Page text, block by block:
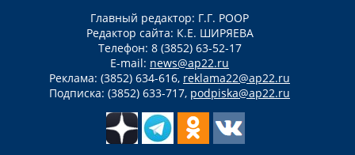
Главный редактор: Г.Г. РООР
Редактор сайта: К.Е. ШИРЯЕВА
Телефон: 8 (3852) 63-52-17
E-mail: news@ap22.ru
Реклама: (3852) 634-616, reklama22@ap22.ru
Подписка: (3852) 633-717, podpiska@ap22.ru